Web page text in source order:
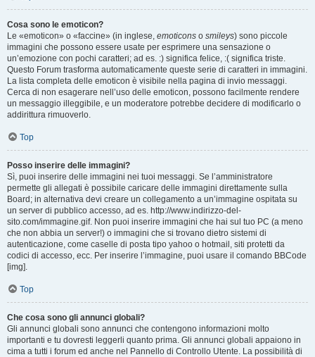
Cosa sono le emoticon?
Le «emoticon» o «faccine» (in inglese, emoticons o smileys) sono piccole
immagini che possono essere usate per esprimere una sensazione o
un’emozione con pochi caratteri; ad es. :) significa felice, :( significa triste.
Questo Forum trasforma automaticamente queste serie di caratteri in immagini.
La lista completa delle emoticon è visibile nella pagina di invio messaggi.
Cerca di non esagerare nell’uso delle emoticon, possono facilmente rendere
un messaggio illeggibile, e un moderatore potrebbe decidere di modificarlo o
addirittura rimuoverlo.
Top
Posso inserire delle immagini?
Sì, puoi inserire delle immagini nei tuoi messaggi. Se l’amministratore
permette gli allegati è possibile caricare delle immagini direttamente sulla
Board; in alternativa devi creare un collegamento a un’immagine ospitata su
un server di pubblico accesso, ad es. http://www.indirizzo-del-
sito.com/immagine.gif. Non puoi inserire immagini che hai sul tuo PC (a meno
che non abbia un server!) o immagini che si trovano dietro sistemi di
autenticazione, come caselle di posta tipo yahoo o hotmail, siti protetti da
codici di accesso, ecc. Per inserire l’immagine, puoi usare il comando BBCode
[img].
Top
Che cosa sono gli annunci globali?
Gli annunci globali sono annunci che contengono informazioni molto
importanti e tu dovresti leggerli quanto prima. Gli annunci globali appaiono in
cima a tutti i forum ed anche nel Pannello di Controllo Utente. La possibilità di